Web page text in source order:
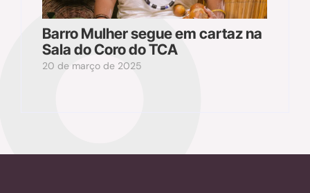
Barro Mulher segue em cartaz na
Sala do Coro do TCA
20 de março de 2025